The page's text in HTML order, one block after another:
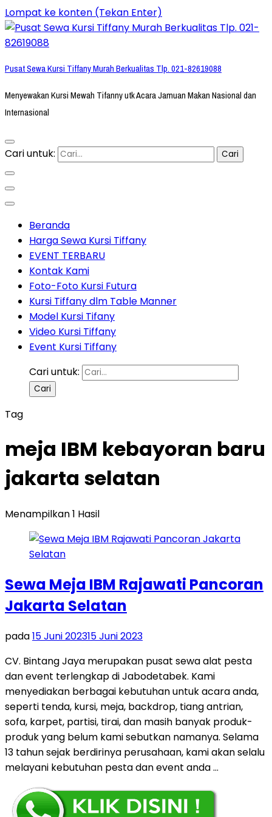
Lompat ke konten (Tekan Enter)
Pusat Sewa Kursi Tiffany Murah Berkualitas Tlp. 021-82619088
Menyewakan Kursi Mewah Tifanny utk Acara Jamuan Makan Nasional dan
Internasional
Cari untuk:
Beranda
Harga Sewa Kursi Tiffany
EVENT TERBARU
Kontak Kami
Foto-Foto Kursi Futura
Kursi Tiffany dlm Table Manner
Model Kursi Tifany
Video Kursi Tiffany
Event Kursi Tiffany
Cari untuk:
Tag
meja IBM kebayoran baru
jakarta selatan
Menampilkan 1 Hasil
Sewa Meja IBM Rajawati Pancoran
Jakarta Selatan
pada15 Juni 202315 Juni 2023
CV. Bintang Jaya merupakan pusat sewa alat pesta
dan event terlengkap di Jabodetabek. Kami
menyediakan berbagai kebutuhan untuk acara anda,
seperti tenda, kursi, meja, backdrop, tiang antrian,
sofa, karpet, partisi, tirai, dan masih banyak produk-
produk yang belum kami sebutkan namanya. Selama
13 tahun sejak berdirinya perusahaan, kami akan selalu
melayani kebutuhan pesta dan event anda …